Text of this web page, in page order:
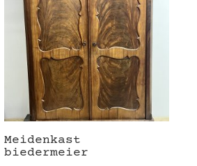
Meidenkast
biedermeier